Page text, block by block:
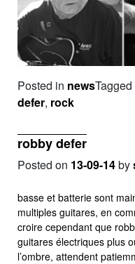
Posted in newsTagged
defer, rock
robby defer
Posted on 13-09-14by
basse et batterie sont
multiples guitares, en
croire cependant que
guitares électriques plus
l’ombre, attendent